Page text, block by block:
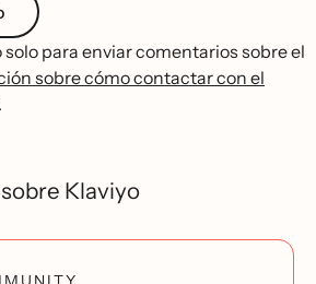
para enviar comentarios sobre el
sobre cómo contactar con el
.
Klaviyo